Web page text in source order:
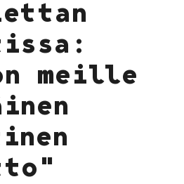
meille